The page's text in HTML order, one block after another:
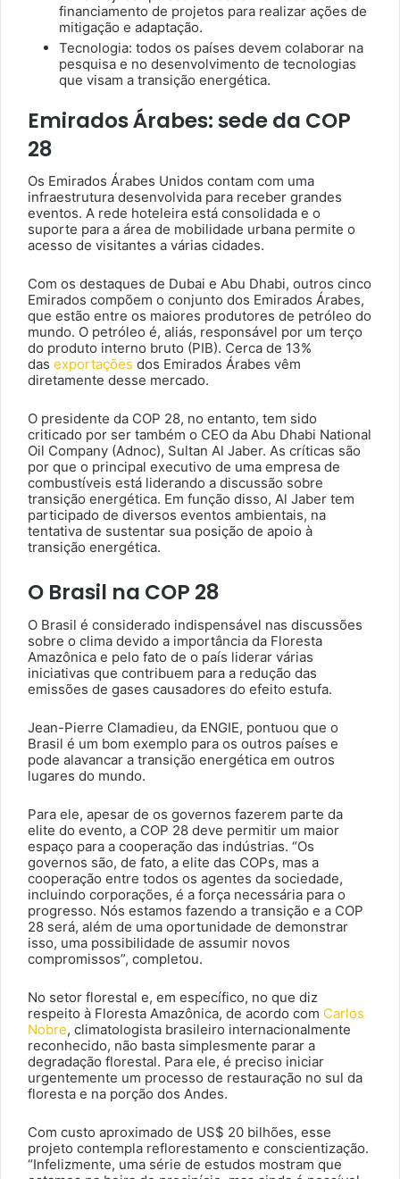
financiamento de projetos para realizar ações de
mitigação e adaptação.
Tecnologia: todos os países devem colaborar na
pesquisa e no desenvolvimento de tecnologias
que visam a transição energética.
Emirados Árabes: sede da COP
28
Os Emirados Árabes Unidos contam com uma
infraestrutura desenvolvida para receber grandes
eventos. A rede hoteleira está consolidada e o
suporte para a área de mobilidade urbana permite o
acesso de visitantes a várias cidades.
Com os destaques de Dubai e Abu Dhabi, outros cinco
Emirados compõem o conjunto dos Emirados Árabes,
que estão entre os maiores produtores de petróleo do
mundo. O petróleo é, aliás, responsável por um terço
do produto interno bruto (PIB). Cerca de 13%
das exportações dos Emirados Árabes vêm
diretamente desse mercado.
O presidente da COP 28, no entanto, tem sido
criticado por ser também o CEO da Abu Dhabi National
Oil Company (Adnoc), Sultan Al Jaber. As críticas são
por que o principal executivo de uma empresa de
combustíveis está liderando a discussão sobre
transição energética. Em função disso, Al Jaber tem
participado de diversos eventos ambientais, na
tentativa de sustentar sua posição de apoio à
transição energética.
O Brasil na COP 28
O Brasil é considerado indispensável nas discussões
sobre o clima devido a importância da Floresta
Amazônica e pelo fato de o país liderar várias
iniciativas que contribuem para a redução das
emissões de gases causadores do efeito estufa.
Jean-Pierre Clamadieu, da ENGIE, pontuou que o
Brasil é um bom exemplo para os outros países e
pode alavancar a transição energética em outros
lugares do mundo.
Para ele, apesar de os governos fazerem parte da
elite do evento, a COP 28 deve permitir um maior
espaço para a cooperação das indústrias. “Os
governos são, de fato, a elite das COPs, mas a
cooperação entre todos os agentes da sociedade,
incluindo corporações, é a força necessária para o
progresso. Nós estamos fazendo a transição e a COP
28 será, além de uma oportunidade de demonstrar
isso, uma possibilidade de assumir novos
compromissos”, completou.
No setor florestal e, em específico, no que diz
respeito à Floresta Amazônica, de acordo com Carlos
Nobre, climatologista brasileiro internacionalmente
reconhecido, não basta simplesmente parar a
degradação florestal. Para ele, é preciso iniciar
urgentemente um processo de restauração no sul da
floresta e na porção dos Andes.
Com custo aproximado de US$ 20 bilhões, esse
projeto contempla reflorestamento e conscientização.
“Infelizmente, uma série de estudos mostram que